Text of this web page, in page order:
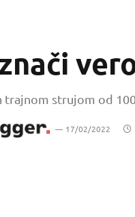
trajnom strujom od
17/02/2022